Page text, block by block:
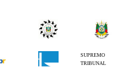
SUPREMO
TRIBUNAL